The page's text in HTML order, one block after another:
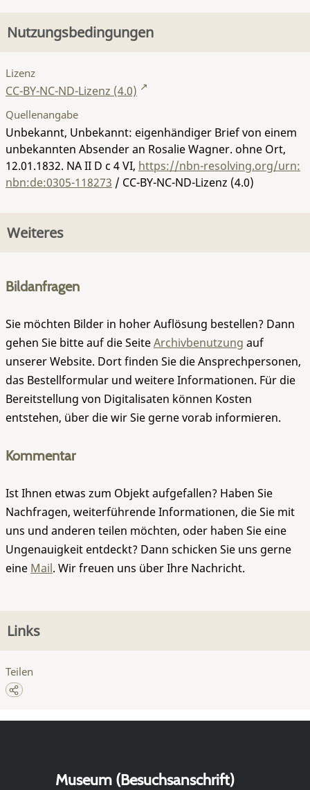
Nutzungsbedingungen
Lizenz
CC-BY-NC-ND-Lizenz (4.0)
Quellenangabe
Unbekannt, Unbekannt: eigenhändiger Brief von einem
unbekannten Absender an Rosalie Wagner. ohne Ort,
12.01.1832. NA II D c 4 VI, https://nbn-resolving.org/urn:
nbn:de:0305-118273 / CC-BY-NC-ND-Lizenz (4.0)
Weiteres
Bildanfragen
Sie möchten Bilder in hoher Auflösung bestellen? Dann
gehen Sie bitte auf die SeiteArchivbenutzung auf
unserer Website. Dort finden Sie die Ansprechpersonen,
das Bestellformular und weitere Informationen. Für die
Bereitstellung von Digitalisaten können Kosten
entstehen, über die wir Sie gerne vorab informieren.
Kommentar
Ist Ihnen etwas zum Objekt aufgefallen? Haben Sie
Nachfragen, weiterführende Informationen, die Sie mit
uns und anderen teilen möchten, oder haben Sie eine
Ungenauigkeit entdeckt? Dann schicken Sie uns gerne
eine Mail. Wir freuen uns über Ihre Nachricht.
Links
Teilen
Museum (Besuchsanschrift)